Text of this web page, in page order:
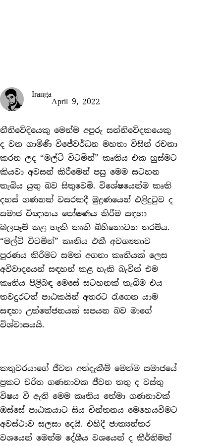
Iranga
April 9, 2022
නීතිවේදියෙකු මෙන්ම අපූරු සන්නිවේදකයෙකු
ද වන ගාමිණී විජේවර්ධන මහතා විසින් රචනා
කරන ලද “මල්ටි විටමින්” කෘතිය එක හුස්මට
කියවා අවසන් කිරීමෙන් පසු මෙම සටහන
තැබිය යුතු බව සිතුවෙමි. විශේෂයෙන්ම කෘති
දහස් ගණනක් වසරකදී මුද්‍රණයෙන් එළිදුටුව ද
සමාජ විඥානය පෝෂණය කිරීම සඳහා
බලපෑම් කළ හැකි කෘති බිහිනොවන තරම්ය.
“මල්ටි විටමින්” කෘතිය එකී අවශ්‍යතාව
පූරණය කිරීමට සමත් අගනා කෘතියක් ලෙස
අවිවාදයෙන් සඳහන් කළ හැකි බැවින් එම
කෘතිය පිළිබඳ මෙසේ සටහනක් තැබීම එය
තවදුරටත් පාඨකයින් අතරට රැගෙන යාම
සඳහා උත්තේජනයක් සපයන බව මාගේ
විශ්වාසයයි.
කතුවරයාගේ ජීවන අත්දැකීම් මෙන්ම සමාජයේ
ප්‍රකට චරිත ගණනාවක ජීවන තතු ද වස්තු
විෂය වී ඇති මෙම කෘතිය තේමා ගණනාවක්
ඔස්සේ පාඨකයාට සිය චින්තනය මෙහෙයවීමට
අවස්ථාව සලසා දෙයි. එහිදී ජාත්‍යන්තර
වශයෙන් මෙන්ම දේශීය වශයෙන් ද කීර්තිමත්